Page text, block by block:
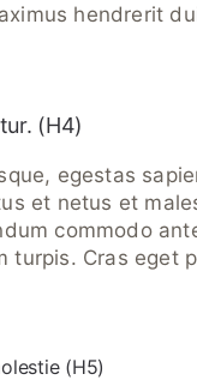
hendrerit
(H4)
egestas
et netus et
commodo
turpis. Cras eget
(H5)